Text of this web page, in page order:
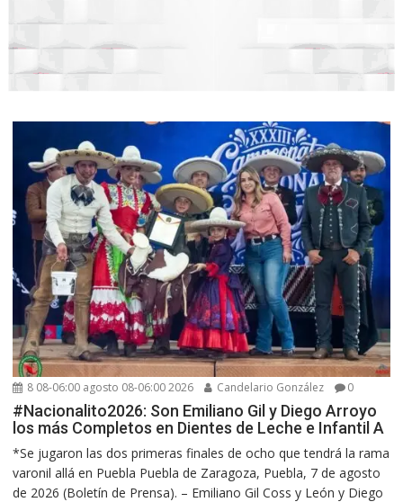
8 08-06:00 agosto 08-06:00 2026 Candelario González 0
#Nacionalito2026: Son Emiliano Gil y Diego Arroyo
los más Completos en Dientes de Leche e Infantil A
*Se jugaron las dos primeras finales de ocho que tendrá la rama
varonil allá en Puebla Puebla de Zaragoza, Puebla, 7 de agosto
de 2026 (Boletín de Prensa). – Emiliano Gil Coss y León y Diego